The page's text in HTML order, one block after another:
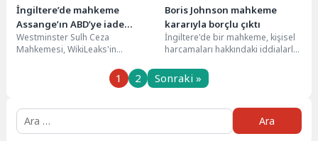
İngiltere’de mahkeme
Assange’ın ABD’ye iade
edilmesine karar verdi
Westminster Sulh Ceza
Mahkemesi, WikiLeaks'in
ABD'ye iade edilmesine karar
verdi. Başkent Londra'da...
Boris Johnson mahkeme
kararıyla borçlu çıktı
İngiltere'de bir mahkeme, kişisel
harcamaları hakkındaki iddialarla
Johnson'ın 535 sterlinlik
borcunu...
1 2 Sonraki »
Arama: